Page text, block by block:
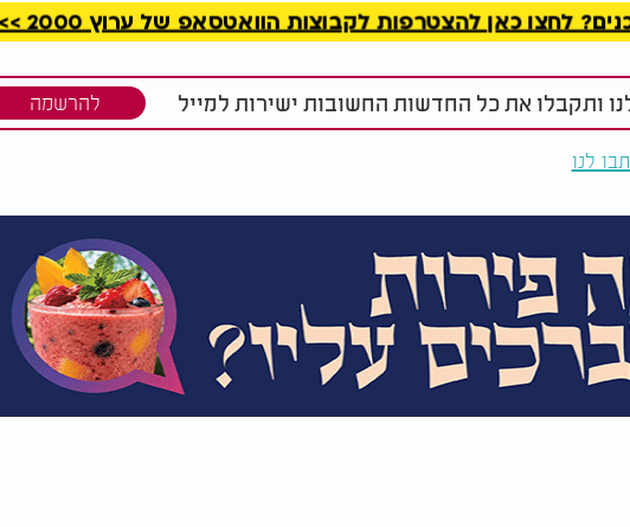
קצוצים (לקישוט)
כ-5 דקות.
2. מוסיפים לסיר את הגזר, הסלרי, הפלפל, הקישוא והשעועית הירוקה. מטגנים עוד 5 דקות תוך
העגבניות (עם המיצים שלהן). מוסיפים את הטימין היבש, האורגנו
המלח והפלפל. מערבבים היטב עד לאיחוד.
4. מביאים את המרק לרתיחה, לאחר מכן מנמיכים את האש, ונותנים לו להתבשל כ-20-25 דקות,
לחצו כאן להצטרפות לקבוצות הוואטסאפ של ערוץ 2000 >>>
ותקבלו את כל החדשות החשובות ישירות למייל להרשמה
לנו